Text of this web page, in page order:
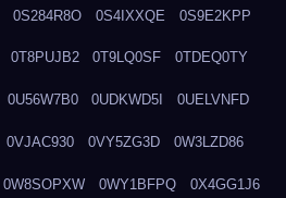
0S284R8O 0S4IXXQE 0S9E2KPP
0T8PUJB2 0T9LQ0SF 0TDEQ0TY
0U56W7B0 0UDKWD5I 0UELVNFD
0VJAC930 0VY5ZG3D 0W3LZD86
0W8SOPXW 0WY1BFPQ 0X4GG1J6